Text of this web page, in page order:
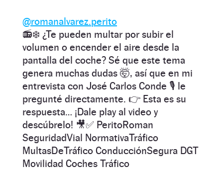
@romanalvarez.perito
📻❄️ ¿Te pueden multar por subir el
volumen o encender el aire desde la
pantalla del coche? Sé que este tema
genera muchas dudas 🤯, así que en mi
entrevista con José Carlos Conde 🎙️ le
pregunté directamente. 👉 Esta es su
respuesta… ¡Dale play al video y
descúbrelo! 🎥✅ PeritoRoman
SeguridadVial NormativaTráfico
MultasDeTráfico ConducciónSegura DGT
Movilidad Coches Tráfico